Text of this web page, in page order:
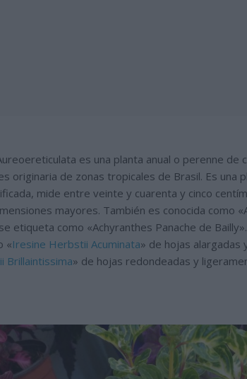
es una planta anual o perenne de
originaria de zonas tropicales de Brasil. Es
mide entre veinte y cuarenta y cinco
mayores. También es conocida como
etiqueta como «Achyranthes Panache de
«Iresine Herbstii Acuminata» de hojas alargadas
Brillaintissima» de hojas redondeadas y